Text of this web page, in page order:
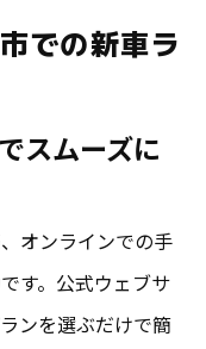
での新車ラ
スムーズに
オンラインでの手
す。公式ウェブサ
ンを選ぶだけで簡